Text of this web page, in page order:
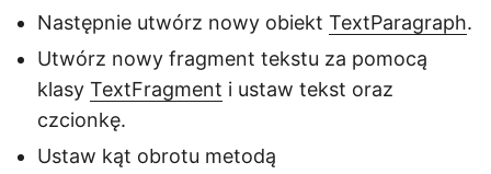
Następnie utwórz nowy obiekt TextParagraph.
Utwórz nowy fragment tekstu za pomocą
klasy TextFragment i ustaw tekst oraz
czcionkę.
Ustaw kąt obrotu metodą